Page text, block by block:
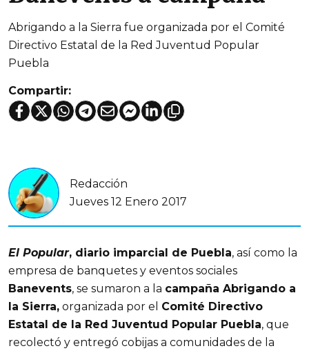
Abrigando a la Sierra fue organizada por el Comité
Directivo Estatal de la Red Juventud Popular
Puebla
Compartir:
Redacción
Jueves 12 Enero 2017
El Popular, diario imparcial de Puebla, así como la
empresa de banquetes y eventos sociales
Banevents, se sumaron a la campaña Abrigando a
la Sierra, organizada por el Comité Directivo
Estatal de la Red Juventud Popular Puebla, que
recolectó y entregó cobijas a comunidades de la